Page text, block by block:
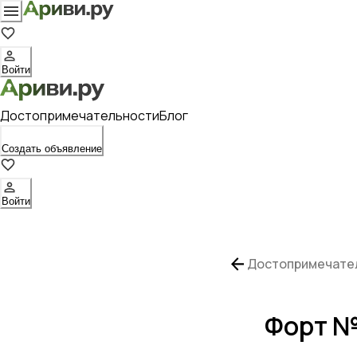
Войти
ДостопримечательностиБлог
Создать объявление
Войти
Форт